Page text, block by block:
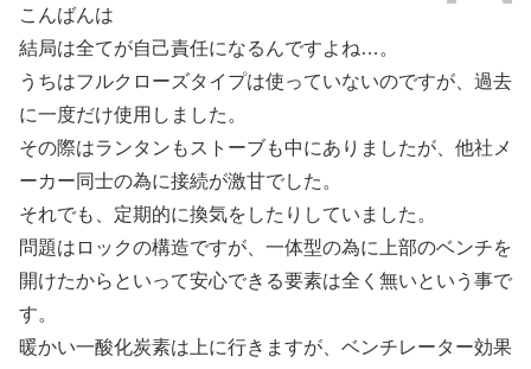
こんばんは
結局は全てが自己責任になるんですよね…。
うちはフルクローズタイプは使っていないのですが、過去
に一度だけ使用しました。
その際はランタンもストーブも中にありましたが、他社メ
ーカー同士の為に接続が激甘でした。
それでも、定期的に換気をしたりしていました。
問題はロックの構造ですが、一体型の為に上部のベンチを
開けたからといって安心できる要素は全く無いという事で
す。
暖かい一酸化炭素は上に行きますが、ベンチレーター効果